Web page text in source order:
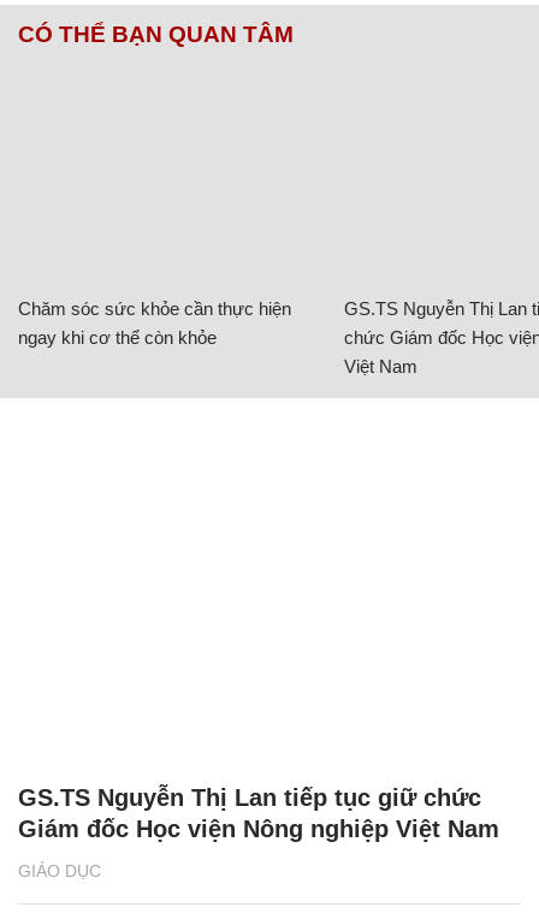
CÓ THỂ BẠN QUAN TÂM
Chăm sóc sức khỏe cần thực hiện
ngay khi cơ thể còn khỏe
GS.TS Nguyễn Thị Lan
chức Giám đốc Học
Việt Nam
GIÁO DỤC
GS.TS Nguyễn Thị Lan tiếp tục giữ chức
Giám đốc Học viện Nông nghiệp Việt Nam